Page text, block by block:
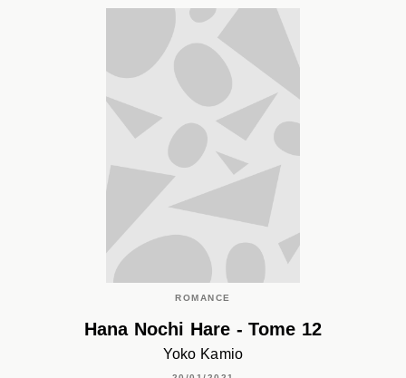
ROMANCE
Hana Nochi Hare - Tome 12
Yoko Kamio